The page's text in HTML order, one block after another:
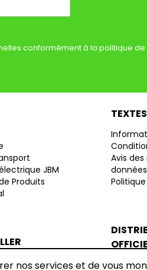
conformément à la politique de
JBM
Produits
Avis
Devenir
nos services et de vous